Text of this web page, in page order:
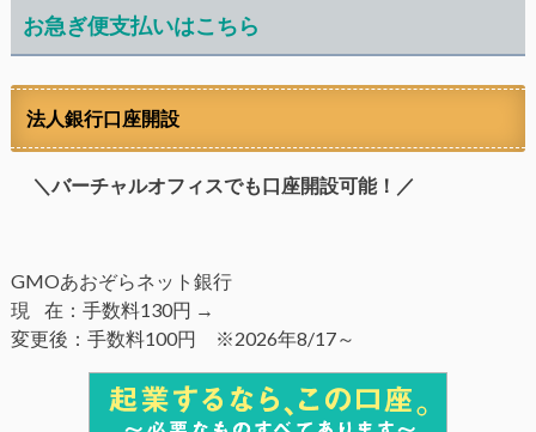
お急ぎ便支払いはこちら
法人銀行口座開設
＼バーチャルオフィスでも口座開設可能！／
GMOあおぞらネット銀行
現 在：手数料130円 →
変更後：手数料100円 ※2026年8/17～